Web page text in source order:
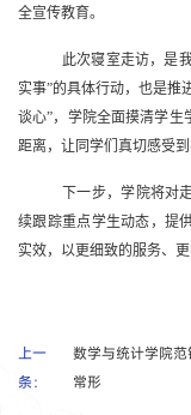
全宣传教育。
此次寝室走访，是
实事”的具体行动，也是推
谈心”，学院全面摸清学生
距离，让同学们真切感受到
下一步，学院将对
续跟踪重点学生动态，提
实效，以更细致的服务、
上一
条：
数学与统计学院
常形